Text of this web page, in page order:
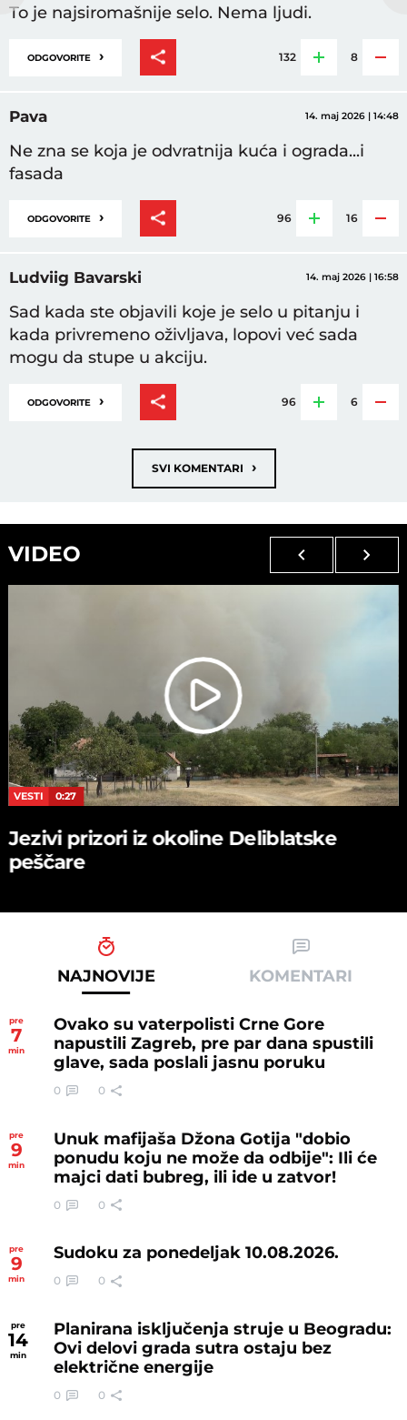
To je najsiromašnije selo. Nema ljudi.
ODGOVORITE › 132 8
Pava 14. maj 2026 | 14:48
Ne zna se koja je odvratnija kuća i ograda...i
fasada
ODGOVORITE › 96 16
Ludviig Bavarski 14. maj 2026 | 16:58
Sad kada ste objavili koje je selo u pitanju i
kada privremeno oživljava, lopovi već sada
mogu da stupe u akciju.
ODGOVORITE › 96 6
SVI KOMENTARI ›
VIDEO
VESTI 0:27
Jezivi prizori iz okoline Deliblatske
peščare
NAJNOVIJE KOMENTARI
pre
7
min
Ovako su vaterpolisti Crne Gore
napustili Zagreb, pre par dana spustili
glave, sada poslali jasnu poruku
0 0
pre
9
min
Unuk mafijaša Džona Gotija "dobio
ponudu koju ne može da odbije": Ili će
majci dati bubreg, ili ide u zatvor!
0 0
pre
9
min
Sudoku za ponedeljak 10.08.2026.
0 0
pre
14
min
Planirana isključenja struje u Beogradu:
Ovi delovi grada sutra ostaju bez
električne energije
0 0